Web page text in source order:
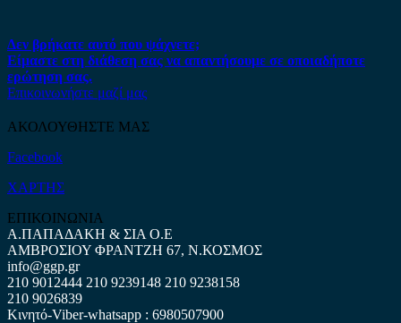
Δεν βρήκατε αυτό που ψάχνετε;
Είμαστε στη διάθεση σας να απαντήσουμε σε οποιαδήποτε
ερώτηση σας.
Επικοινωνήστε μαζί μας
ΑΚΟΛΟΥΘΗΣΤΕ ΜΑΣ
Facebook
ΧΑΡΤΗΣ
ΕΠΙΚΟΙΝΩΝΙΑ
Α.ΠΑΠΑΔΑΚΗ & ΣΙΑ Ο.Ε
ΑΜΒΡΟΣΙΟΥ ΦΡΑΝΤΖΗ 67, Ν.ΚΟΣΜΟΣ
info@ggp.gr
210 9012444 210 9239148 210 9238158
210 9026839
Κινητό-Viber-whatsapp : 6980507900